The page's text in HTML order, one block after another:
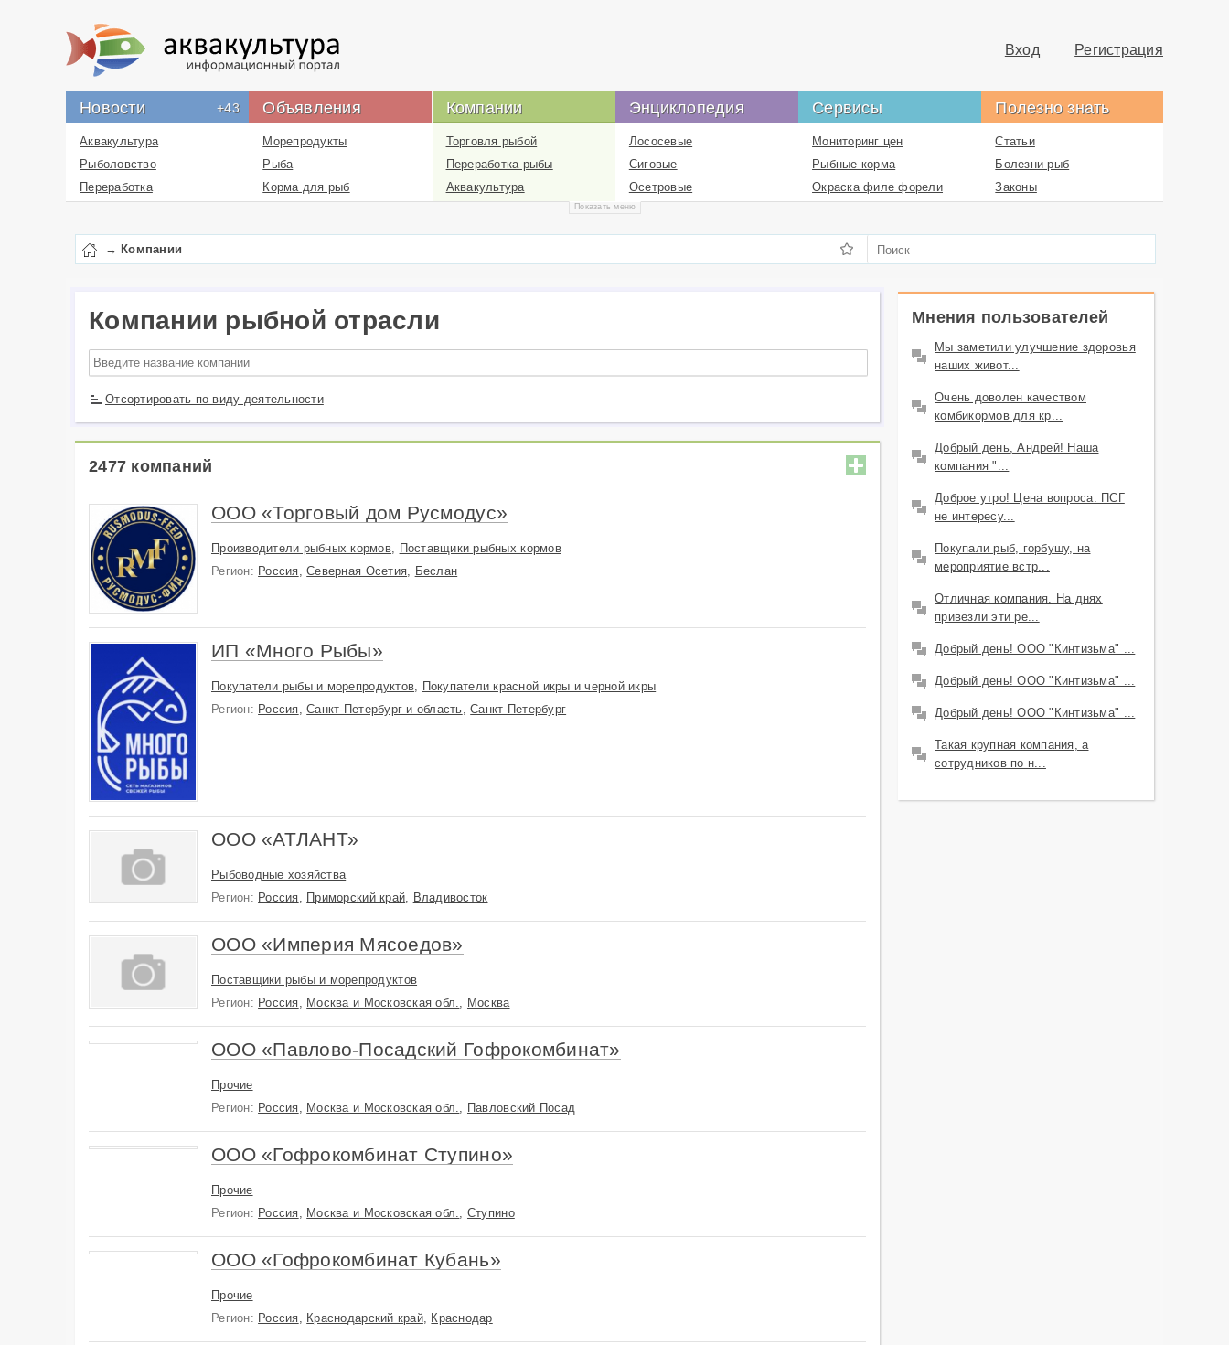
Вход Регистрация
Новости +43 Объявления Компании Энциклопедия Сервисы Полезно знать
Показать меню
Аквакультура
Рыболовство
Переработка
Морепродукты
Рыба
Корма для рыб
Лекарства
Бизнес
Работа
Образование
Торговля рыбой
Переработка рыбы
Аквакультура
промышленное
Прочие
Лососевые
Сиговые
Осетровые
Карповые
Перцихтовые
Мониторинг цен
Рыбные корма
Окраска филе форели
Статьи
Болезни рыб
Законы
Комментарии
→ Компании
Компании рыбной отрасли
Отсортировать по виду деятельности
2477 компаний
ООО «Торговый дом Русмодус»
Производители рыбных кормов, Поставщики рыбных кормов
Регион: Россия,Северная Осетия, Беслан
ИП «Много Рыбы»
Покупатели рыбы и морепродуктов
Покупатели красной икры и черной икры
Регион: Россия ,Санкт-Петербург и область ,Санкт-Петербург
ООО «АТЛАНТ»
Рыбоводные хозяйства
Регион: Россия Приморский край Владивосток
ООО «Империя Мясоедов»
Поставщики рыбы и морепродуктов
Регион: Россия Москва и Московская обл. Москва
ООО «Павлово-Посадский Гофрокомбинат»
Прочие
Регион: Россия Москва и Московская обл. Павловский Посад
ООО «Гофрокомбинат Ступино»
Прочие
Регион: Россия Москва и Московская обл. Ступино
ООО «Гофрокомбинат Кубань»
Прочие
Регион: Россия Краснодарский край, Краснодар
Мнения пользователей
Мы заметили улучшение здоровья
наших живот...
Очень доволен качеством
комбикормов для кр...
Добрый день, Андрей! Наша
компания "...
Доброе утро! Цена вопроса. ПСГ
не интересу...
Покупали рыб, горбушу, на
мероприятие встр...
Отличная компания. На днях
привезли эти ре...
Добрый день! ООО "Кинтизьма" ...
Добрый день! ООО "Кинтизьма" ...
Добрый день! ООО "Кинтизьма" ...
Такая крупная компания, а
сотрудников по н...